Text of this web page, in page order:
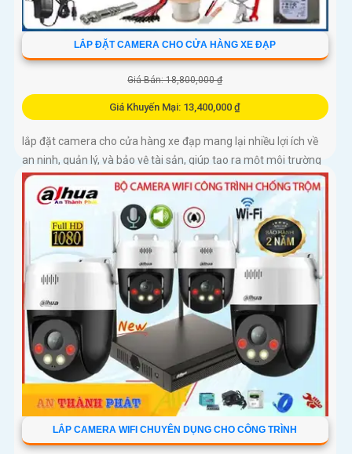
LẮP ĐẶT CAMERA CHO CỬA HÀNG XE ĐẠP
Giá Bán: 18,800,000 ₫
Giá Khuyến Mại: 13,400,000 ₫
lắp đặt camera cho cửa hàng xe đạp mang lại nhiều lợi ích về
an ninh, quản lý, và bảo vệ tài sản, giúp tạo ra một môi trường
an toàn và tin cậy cho cả khách hàng và doanh nghiệp của
bạn.
LẮP CAMERA WIFI CHUYÊN DỤNG CHO CÔNG TRÌNH